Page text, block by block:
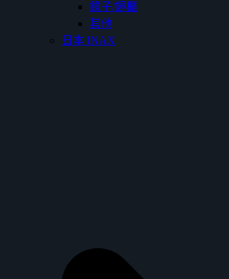
鏡子/鏡櫃
其他
日本 INAX